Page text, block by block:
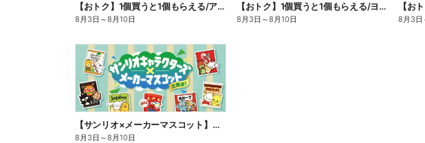
【おトク】1個買うと1個もらえる/アイス
8月3日 ～8月10日
【おトク】1個買うと1個もらえる/ヨーグルト
8月3日 ～8月10日
【お
8月3日
【サンリオ×メーカーマスコット】オリジナルグッズ貰える!
8月3日 ～8月10日